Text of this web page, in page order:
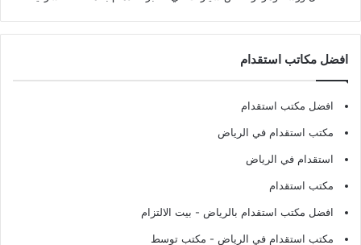
افضل مكاتب استقدام
افضل مكتب استقدام
مكتب استقدام في الرياض
استقدام في الرياض
مكتب استقدام
افضل مكتب استقدام بالرياض - بيت الالتزام
مكتب استقدام في الرياض - مكتب توسط